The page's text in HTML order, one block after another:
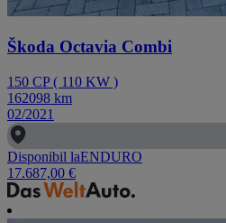
Škoda Octavia Combi
150 CP( 110 KW )
162098 km
02/2021
Disponibil laENDURO
17.687,00 €